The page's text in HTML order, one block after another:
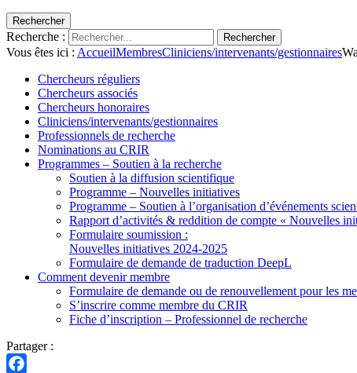
Rechercher
Recherche : Rechercher
Vous êtes ici : AccueilMembresCliniciens/intervenants/gestionnaires
Chercheurs réguliers
Chercheurs associés
Chercheurs honoraires
Cliniciens/intervenants/gestionnaires
Professionnels de recherche
Nominations au CRIR
Programmes – Soutien à la recherche
Soutien à la diffusion scientifique
Programme – Nouvelles initiatives
Programme – Soutien à l’organisation d’événements
Rapport d’activités & reddition de compte « Nouvelles
Formulaire soumission :
Nouvelles initiatives 2024-2025
Formulaire de demande de traduction DeepL
Comment devenir membre
Formulaire de demande ou de renouvellement pour les
S’inscrire comme membre du CRIR
Fiche d’inscription – Professionnel de recherche
Partager :